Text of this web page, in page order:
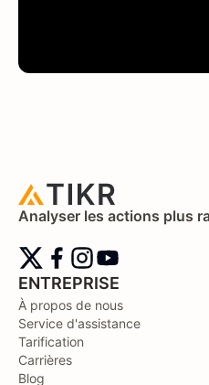
Analyser les actions plus
ENTREPRISE
À propos de nous
Service d'assistance
Tarification
Carrières
Blog